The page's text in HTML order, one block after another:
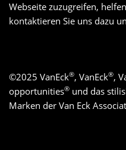
Webseite zuzugreifen,
kontaktieren Sie uns dazu
©2025 VanEck®, VanEck®,
opportunities® und das
Marken der Van Eck